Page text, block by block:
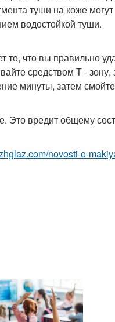
туши на коже могут
водостойкой туши.
что вы правильно
средством Т - зону,
минуты, затем
Это вредит общему
novosti-o-